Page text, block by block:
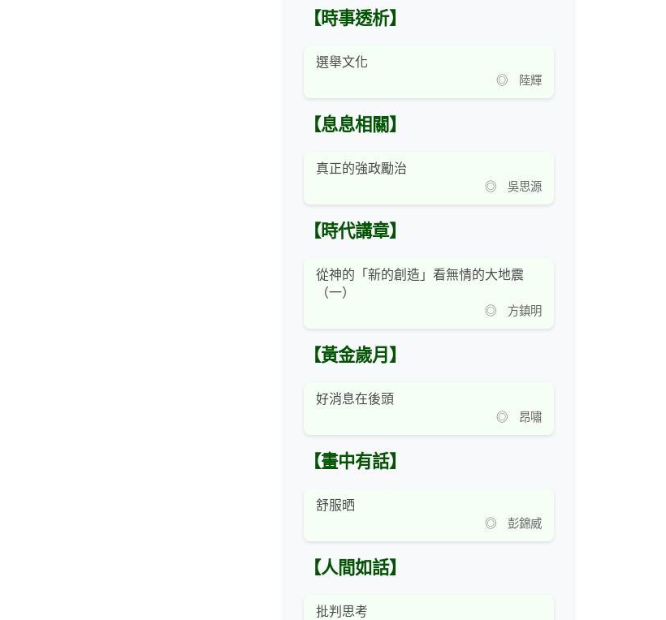
【時事透析】
選舉文化
◎ 陸輝
【息息相關】
真正的強政勵治
◎ 吳思源
【時代講章】
從神的「新的創造」看無情的大地震
（一）
◎ 方鎮明
【黃金歲月】
好消息在後頭
◎ 昂嘯
【畫中有話】
舒服晒
◎ 彭錦威
【人間如話】
批判思考